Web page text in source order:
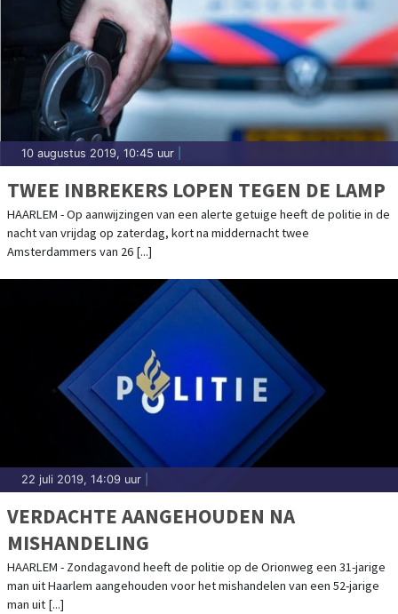
10 augustus 2019, 10:45 uur
TWEE INBREKERS LOPEN TEGEN DE LAMP
HAARLEM - Op aanwijzingen van een alerte getuige heeft de politie in de
nacht van vrijdag op zaterdag, kort na middernacht twee
Amsterdammers van 26 [...]
22 juli 2019, 14:09 uur
VERDACHTE AANGEHOUDEN NA
MISHANDELING
HAARLEM - Zondagavond heeft de politie op de Orionweg een 31-jarige
man uit Haarlem aangehouden voor het mishandelen van een 52-jarige
man uit [...]